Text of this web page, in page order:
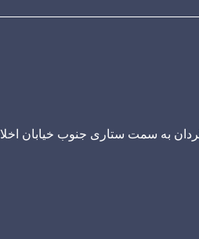
به سمت ستاری جنوب خیابان